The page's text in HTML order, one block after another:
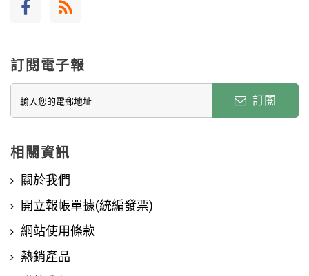
訂閱電子報
訂閱
相關資訊
關於我們
開立報帳單據(統編發票)
網站使用條款
熱銷產品